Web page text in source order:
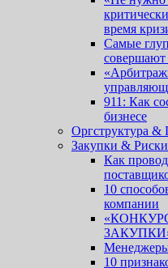
время
Cамые
совершают
911: Как
бизнесе
Оргструктура &
Закупки &
Как
10
компании
10